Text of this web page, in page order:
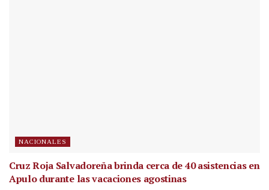
NACIONALES
Cruz Roja Salvadoreña brinda cerca de 40 asistencias en
Apulo durante las vacaciones agostinas